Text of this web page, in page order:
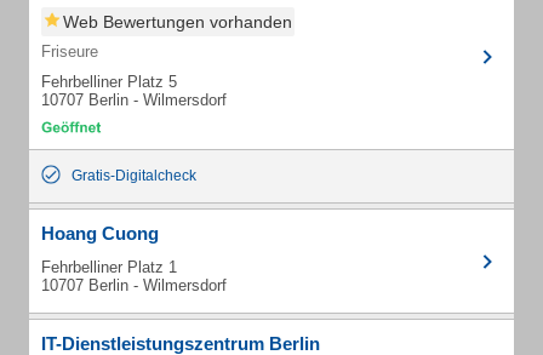
Web Bewertungen vorhanden
Friseure
Fehrbelliner Platz 5
10707 Berlin - Wilmersdorf
Gratis-Digitalcheck
Hoang Cuong
Fehrbelliner Platz 1
10707 Berlin - Wilmersdorf
IT-Dienstleistungszentrum Berlin